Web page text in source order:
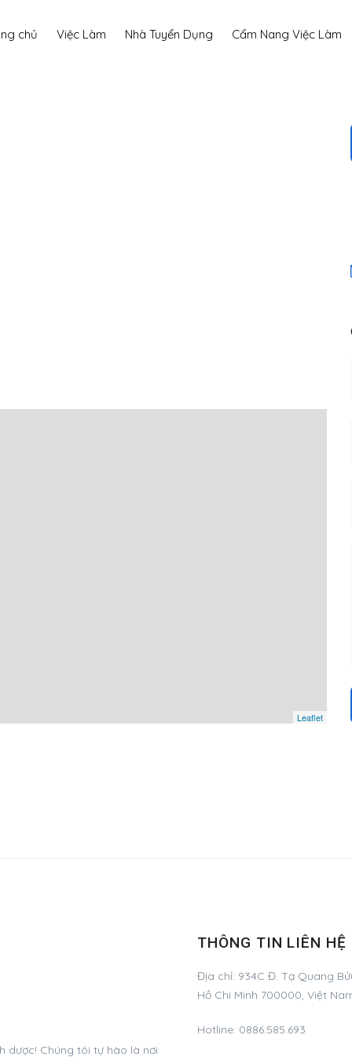
chủ Việc Làm Nhà Tuyển Dụng Cẩm Nang Việc Làm
Leaflet
dược! Chúng tôi tự hào là nơi
THÔNG TIN LIÊN HỆ
Địa chỉ: 934C Đ. Tạ Quang
Hồ Chí Minh 700000, Việt
Hotline: 0886.585.693